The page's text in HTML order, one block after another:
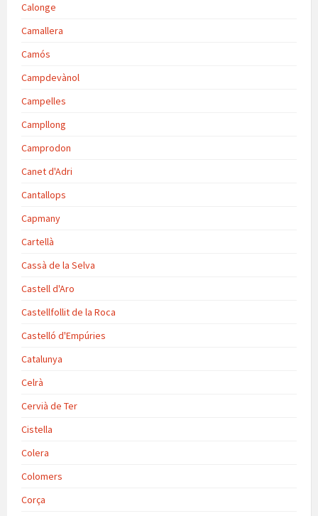
Calonge
Camallera
Camós
Campdevànol
Campelles
Campllong
Camprodon
Canet d'Adri
Cantallops
Capmany
Cartellà
Cassà de la Selva
Castell d'Aro
Castellfollit de la Roca
Castelló d'Empúries
Catalunya
Celrà
Cervià de Ter
Cistella
Colera
Colomers
Corça